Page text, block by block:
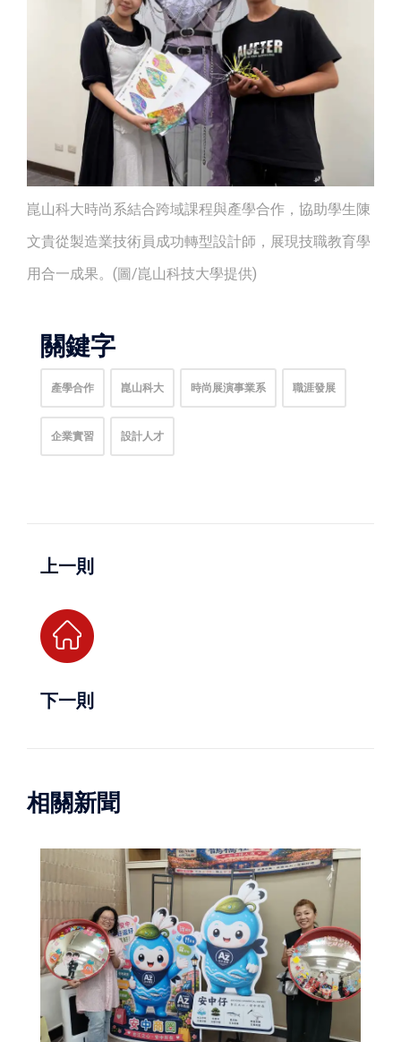
崑山科大時尚系結合跨域課程與產學合作，協助學生陳
文貴從製造業技術員成功轉型設計師，展現技職教育學
用合一成果。(圖/崑山科技大學提供)
關鍵字
產學合作 崑山科大 時尚展演事業系 職涯發展
企業實習 設計人才
上一則
下一則
相關新聞